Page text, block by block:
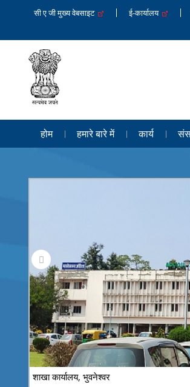
सी ए जी मुख्य वेबसाइट ई-कार्यालय
होम हमारे बारे में कार्य